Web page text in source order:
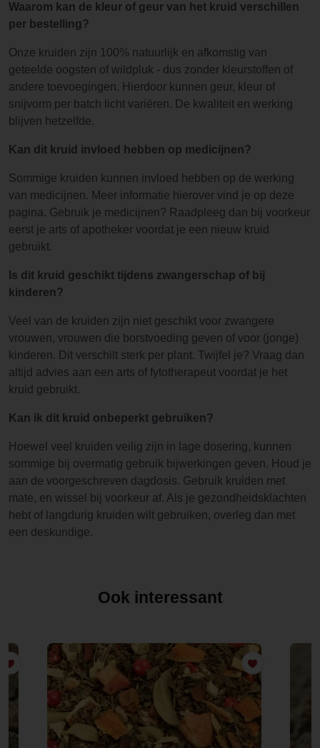
Waarom kan de kleur of geur van het kruid verschillen
per bestelling?
Onze kruiden zijn 100% natuurlijk en afkomstig van
geteelde oogsten of wildpluk - dus zonder kleurstoffen of
andere toevoegingen. Hierdoor kunnen geur, kleur of
snijvorm per batch licht variëren. De kwaliteit en werking
blijven hetzelfde.
Kan dit kruid invloed hebben op medicijnen?
Sommige kruiden kunnen invloed hebben op de werking
van medicijnen. Meer informatie hierover vind je op deze
pagina. Gebruik je medicijnen? Raadpleeg dan bij voorkeur
eerst je arts of apotheker voordat je een nieuw kruid
gebruikt.
Is dit kruid geschikt tijdens zwangerschap of bij
kinderen?
Veel van de kruiden zijn niet geschikt voor zwangere
vrouwen, vrouwen die borstvoeding geven of voor (jonge)
kinderen. Dit verschilt sterk per plant. Twijfel je? Vraag dan
altijd advies aan een arts of fytotherapeut voordat je het
kruid gebruikt.
Kan ik dit kruid onbeperkt gebruiken?
Hoewel veel kruiden veilig zijn in lage dosering, kunnen
sommige bij overmatig gebruik bijwerkingen geven. Houd je
aan de voorgeschreven dagdosis. Gebruik kruiden met
mate, en wissel bij voorkeur af. Als je gezondheidsklachten
hebt of langdurig kruiden wilt gebruiken, overleg dan met
een deskundige.
Ook interessant